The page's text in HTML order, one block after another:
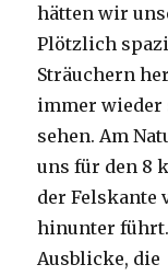
hätten wir
Plötzlich
Sträuchern
immer wieder
sehen. Am
uns für den 8
der Felskante
hinunter führt.
Ausblicke, die